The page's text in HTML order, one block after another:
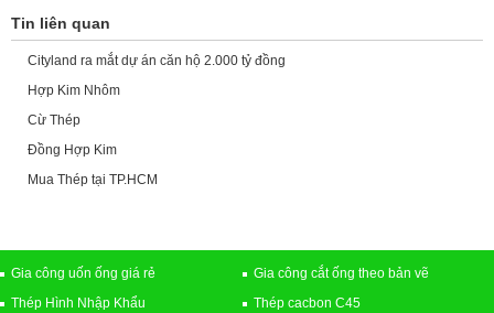
Tin liên quan
Cityland ra mắt dự án căn hộ 2.000 tỷ đồng
Hợp Kim Nhôm
Cừ Thép
Đồng Hợp Kim
Mua Thép tại TP.HCM
Gia công uốn ống giá rẻ
Gia công cắt ống theo bản vẽ
Thép Hình Nhập Khẩu
Thép cacbon C45